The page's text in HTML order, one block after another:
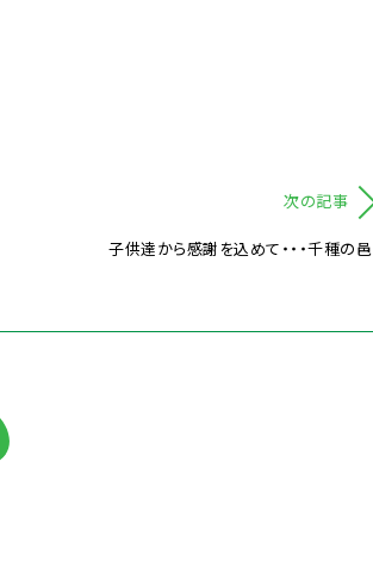
次の記事
子供達から感謝を込めて・・・千種の邑